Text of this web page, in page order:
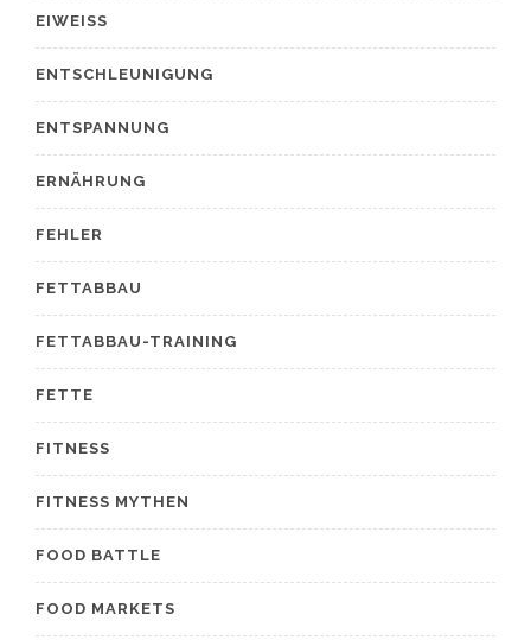
EIWEISS
ENTSCHLEUNIGUNG
ENTSPANNUNG
ERNÄHRUNG
FEHLER
FETTABBAU
FETTABBAU-TRAINING
FETTE
FITNESS
FITNESS MYTHEN
FOOD BATTLE
FOOD MARKETS